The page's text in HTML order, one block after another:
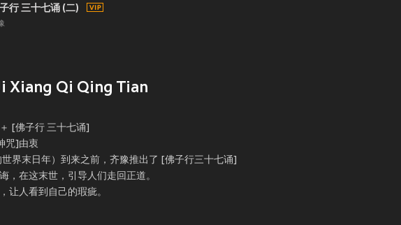
行 三十七诵 (二)
Xiang Qi Qing Tian
[佛子行 三十七诵]
咒]由衷
界末日年）到来之前，齐豫推出了 [佛子行三十七诵]
，在这末世，引导人们走回正道。
让人看到自己的瑕疵。